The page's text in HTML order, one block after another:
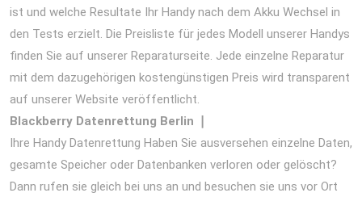
ist und welche Resultate Ihr Handy nach dem Akku Wechsel in
den Tests erzielt. Die Preisliste für jedes Modell unserer Handys
finden Sie auf unserer Reparaturseite. Jede einzelne Reparatur
mit dem dazugehörigen kostengünstigen Preis wird transparent
auf unserer Website veröffentlicht.
Blackberry Datenrettung Berlin ❘
Ihre Handy Datenrettung Haben Sie ausversehen einzelne Daten,
gesamte Speicher oder Datenbanken verloren oder gelöscht?
Dann rufen sie gleich bei uns an und besuchen sie uns vor Ort